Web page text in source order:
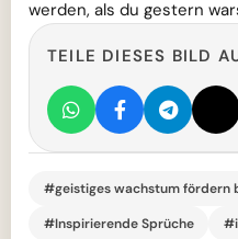
werden, als du gestern
TEILE DIESES BILD
#geistiges wachstum fördern
#Inspirierende Sprüche